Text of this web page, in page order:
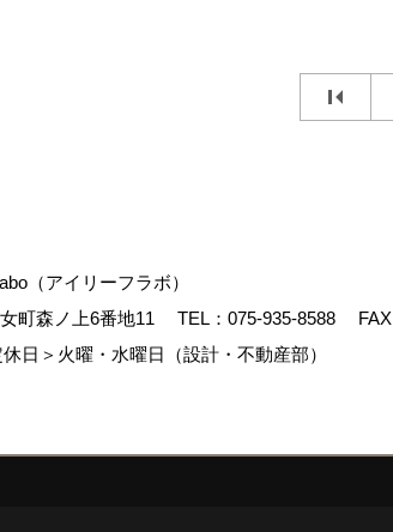
（アイリーフラボ）
町森ノ上6番地11 TEL： 075-935-8588
休日＞火曜・水曜日（設計・不動産部）